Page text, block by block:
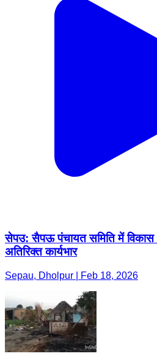
सेपउ: सैपऊ पंचायत समिति में विकास
अतिरिक्त कार्यभार
Sepau, Dholpur | Feb 18, 2026